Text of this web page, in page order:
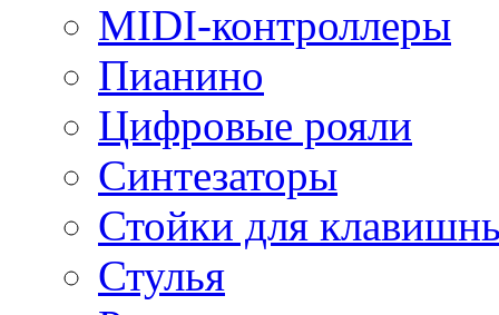
MIDI-контроллеры
Пианино
Цифровые рояли
Синтезаторы
Стойки для
Стулья